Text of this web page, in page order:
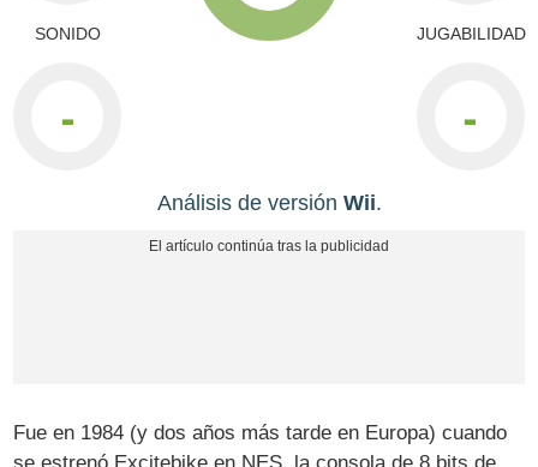
SONIDO
-
JUGABILIDAD
-
Análisis de versión Wii.
Fue en 1984 (y dos años más tarde en Europa) cuando